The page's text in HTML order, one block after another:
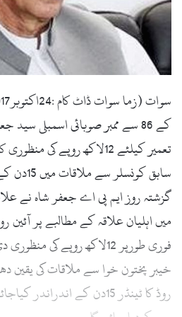
l
کے 86 سے ممبر صوبائی اسمبلی
تعمیر کیلئے 12لاکھ روپے
سابق
گزشتہ روز ایم پی اے جعفر شاہ نے
میں اہلیان علاقہ کے مطالبے پر آئین
فوری طورپر 12لاکھ روپے کی
خیبر پختون خوا سے ملاقات کی یقین
روڈ کا ٹینڈر 15دن کے اندراندر